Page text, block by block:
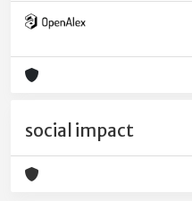
social impact